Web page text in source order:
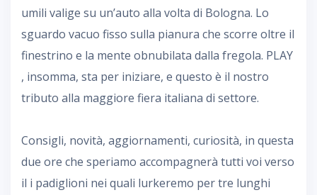
umili valige su un’auto alla volta di Bologna. Lo
sguardo vacuo fisso sulla pianura che scorre oltre il
finestrino e la mente obnubilata dalla fregola. PLAY
, insomma, sta per iniziare, e questo è il nostro
tributo alla maggiore fiera italiana di settore.
Consigli, novità, aggiornamenti, curiosità, in questa
due ore che speriamo accompagnerà tutti voi verso
il i padiglioni nei quali lurkeremo per tre lunghi